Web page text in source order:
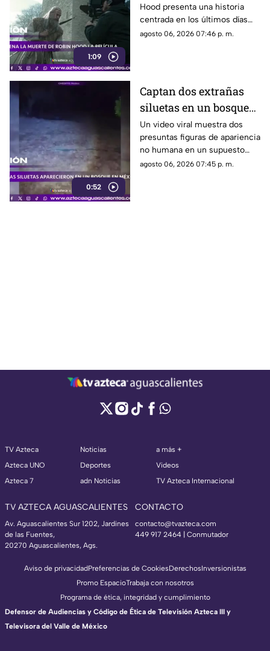
1:09
Hood presenta una historia
centrada en los últimos días
del legendario arquero,
agosto 06, 2026 07:46 p. m.
0:52
Captan dos extrañas
siluetas en un bosque
de México
Un video viral muestra dos
presuntas figuras de apariencia
no humana en un supuesto
bosque de México. Su
agosto 06, 2026 07:45 p. m.
TV Azteca
Azteca UNO
Azteca 7
Noticias
Deportes
adn Noticias
a más +
Videos
TV Azteca Internacional
TV AZTECA AGUASCALIENTES
Av. Aguascalientes Sur 1202, Jardines
de las Fuentes,
20270 Aguascalientes, Ags.
CONTACTO
contacto@tvazteca.com
449 917 2464 | Conmutador
Aviso de privacidadPreferencias de CookiesDerechosInversionistas
Promo EspacioTrabaja con nosotros
Programa de ética, integridad y cumplimiento
Defensor de Audiencias y Código de Ética de Televisión Azteca III y
Televisora del Valle de México